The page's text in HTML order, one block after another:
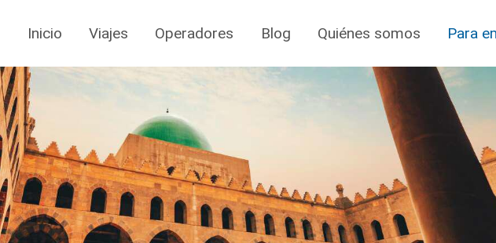
Inicio Viajes Operadores Blog Quiénes somos Para